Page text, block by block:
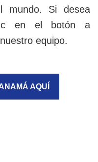
mundo. Si desea
en el botón a
equipo.
AQUÍ